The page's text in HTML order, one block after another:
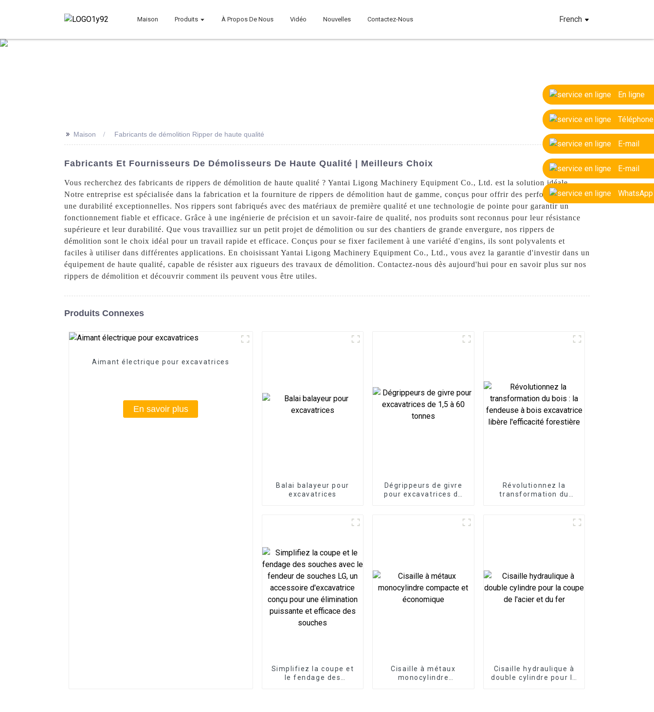
Maison Produits À Propos De Nous Vidéo Nouvelles Contactez-Nous French
En ligne
Téléphone
E-mail
E-mail
WhatsApp
>> Maison Fabricants de démolition Ripper de haute qualité
Fabricants Et Fournisseurs De Démolisseurs De Haute Qualité | Meilleurs Choix
Vous recherchez des fabricants de rippers de démolition de haute qualité ? Yantai Ligong Machinery Equipment Co., Ltd. est la solution idéale.
Notre entreprise est spécialisée dans la fabrication et la fourniture de rippers de démolition haut de gamme, conçus pour offrir des performances et
une durabilité exceptionnelles. Nos rippers sont fabriqués avec des matériaux de première qualité et une technologie de pointe pour garantir un
fonctionnement fiable et efficace. Grâce à une ingénierie de précision et un savoir-faire de qualité, nos produits sont reconnus pour leur résistance
supérieure et leur durabilité. Que vous travailliez sur un petit projet de démolition ou sur des chantiers de grande envergure, nos rippers de
démolition sont le choix idéal pour un travail rapide et efficace. Conçus pour se fixer facilement à une variété d'engins, ils sont polyvalents et
faciles à utiliser dans différentes applications. En choisissant Yantai Ligong Machinery Equipment Co., Ltd., vous avez la garantie d'investir dans un
équipement de haute qualité, capable de résister aux rigueurs des travaux de démolition. Contactez-nous dès aujourd'hui pour en savoir plus sur nos
rippers de démolition et découvrir comment ils peuvent vous être utiles.
Produits Connexes
Aimant électrique pour excavatrices
En savoir plus
Balai balayeur pour
excavatrices
Dégrippeurs de givre
pour excavatrices de
Révolutionnez la
transformation du
l'efficacité forestière
Simplifiez la coupe et
le fendage des
Cisaille à métaux
monocylindre
Cisaille hydraulique à
double cylindre pour la